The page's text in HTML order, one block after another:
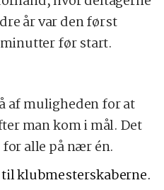
år var den først
før start.
af muligheden for at
man kom i mål. Det
alle på nær én.